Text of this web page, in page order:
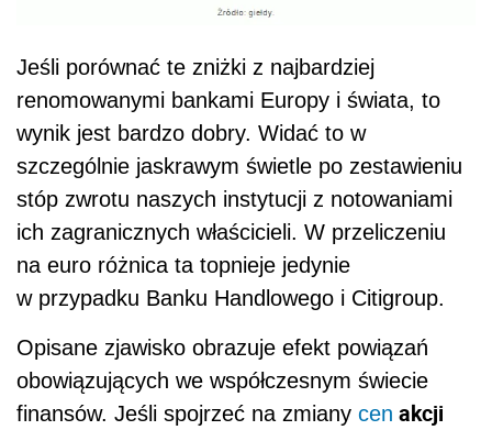
Jeśli porównać te zniżki z najbardziej
renomowanymi bankami Europy i świata, to
wynik jest bardzo dobry. Widać to w
szczególnie jaskrawym świetle po zestawieniu
stóp zwrotu naszych instytucji z notowaniami
ich zagranicznych właścicieli. W przeliczeniu
na euro różnica ta topnieje jedynie
w przypadku Banku Handlowego i Citigroup.
Opisane zjawisko obrazuje efekt powiązań
obowiązujących we współczesnym świecie
finansów. Jeśli spojrzeć na zmiany cen akcji